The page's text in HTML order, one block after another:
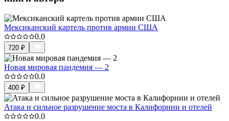
Мексиканский картель против армии США
0.0
720 ₽
Новая мировая пандемия — 2
0.0
400 ₽
Атака и сильное разрушение моста в Калифорнии и отелей
0.0